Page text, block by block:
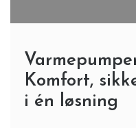
Komfort,
i én løsning